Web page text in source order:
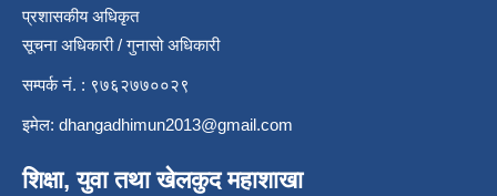
प्रशासकीय अधिकृत
सूचना अधिकारी / गुनासो अधिकारी
सम्पर्क नं. : ९७६२७७००२९
इमेल: dhangadhimun2013@gmail.com
शिक्षा, युवा तथा खेलकुद महाशाखा